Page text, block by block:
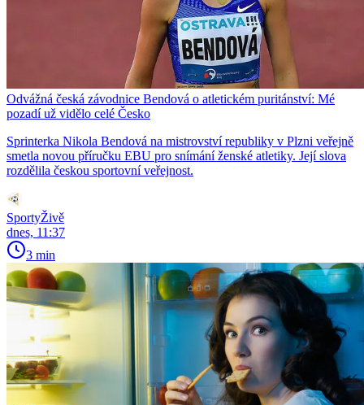
Odvážná česká závodnice Bendová o atletickém puritánství: Mé
pozadí už vidělo celé Česko
Sprinterka Nikola Bendová na mistrovství republiky v Plzni veřejně
smetla novou příručku EBU pro snímání ženské atletiky. Její slova
rozdělila českou sportovní veřejnost.
SportyŽivě
dnes, 11:37
3 min